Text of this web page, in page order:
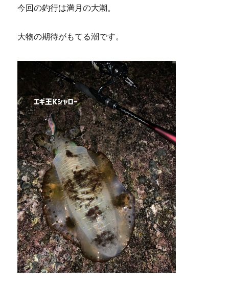
今回の釣行は満月の大潮。
大物の期待がもてる潮です。